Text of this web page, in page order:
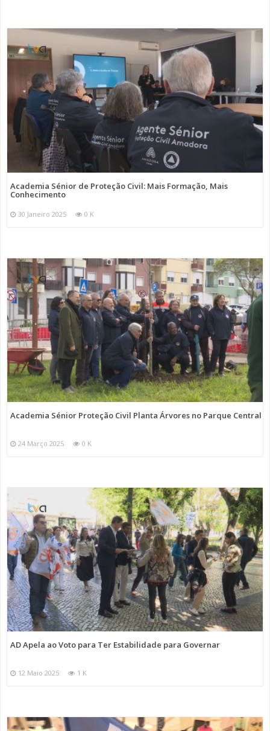
Academia Sénior de Proteção Civil: Mais Formação, Mais
Conhecimento
30 Janeiro 2025 0 K
Academia Sénior Proteção Civil Planta Árvores no Parque Central
24 Março 2025 0 K
AD Apela ao Voto para Ter Estabilidade para Governar
12 Maio 2025 1 K